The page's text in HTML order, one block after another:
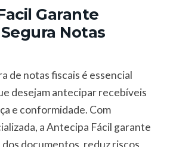
Garante
Notas
de notas fiscais é essencial
desejam antecipar recebíveis
e conformidade. Com
a Antecipa Fácil garante
documentos, reduz riscos